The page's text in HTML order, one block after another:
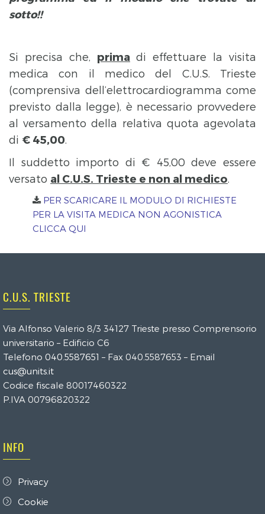
sotto!!
Si precisa che, prima di effettuare la visita
medica con il medico del C.U.S. Trieste
(comprensiva dell’elettrocardiogramma come
previsto dalla legge), è necessario provvedere
al versamento della relativa quota agevolata
di € 45,00.
Il suddetto importo di € 45,00 deve essere
versato al C.U.S. Trieste e non al medico.
PER SCARICARE IL MODULO DI RICHIESTE
PER LA VISITA MEDICA NON AGONISTICA
CLICCA QUI
C.U.S. TRIESTE
Via Alfonso Valerio 8/3 34127 Trieste presso Comprensorio
universitario – Edificio C6
Telefono 040.5587651 – Fax 040.5587653 – Email
cus@units.it
Codice fiscale 80017460322
P.IVA 00796820322
INFO
Privacy
Cookie